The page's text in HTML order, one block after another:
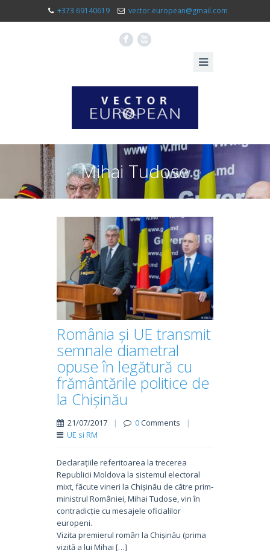
+373 69140619 vector.european@gmail.com
F X
Mihai Tudose
România și UE transmit
semnale diametral
opuse în legătură cu
frământările politice de
la Chișinău
21/07/2017 | 0Comments
|
UE si RM
Declarațiile referitoarea la trecerea
Republicii Moldova la sistemul electoral
mixt, făcute vineri la Chișinău de către prim-
ministrul României, Mihai Tudose, vin în
contradicție cu mesajele oficialilor
europeni.
Vizita premierul român la Chișinău (prima
vizită a lui Mihai […]